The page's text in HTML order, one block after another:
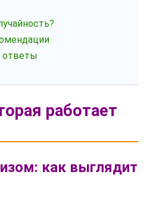
ответы
работает
как выглядит